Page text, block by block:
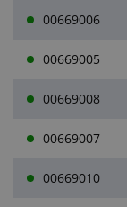
00669006
00669005
00669008
00669007
00669010